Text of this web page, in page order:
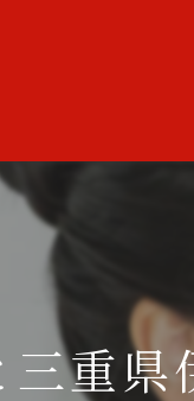
三重